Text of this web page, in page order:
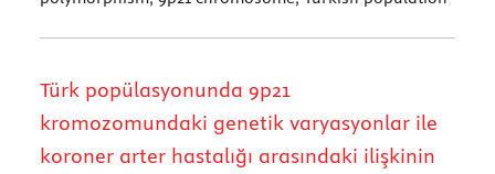
Türk popülasyonunda 9p21
kromozomundaki genetik varyasyonlar ile
koroner arter hastalığı arasındaki ilişkinin